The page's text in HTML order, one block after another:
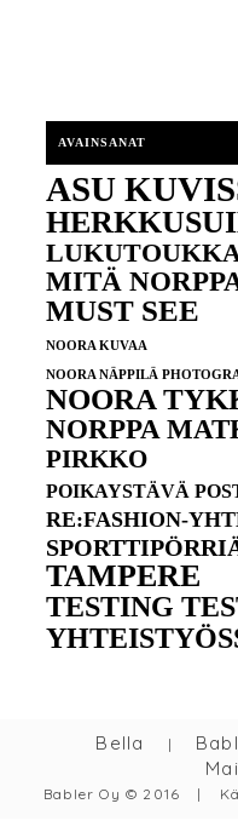
AVAINSANAT
ASU
MITÄ
MUST SEE
NOORA KUVAA
NOORA NÄPPILÄ
NOORA
NORPPA
PIRKKO
POIKAYSTÄVÄ
RE:FASHION-
TAMPERE
TESTING
Bella |
Babler Oy © 2016 |